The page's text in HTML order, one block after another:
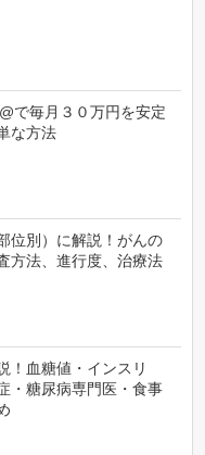
で毎月３０万円を安定
な方法
位別）に解説！がんの
方法、進行度、治療法
！血糖値・インスリ
・糖尿病専門医・食事